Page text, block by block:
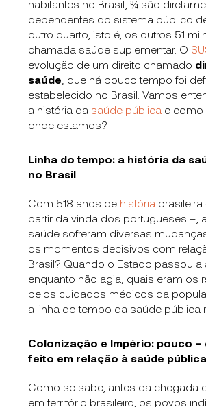
habitantes no Brasil, ¾ são
dependentes do sistema público
outro quarto, isto é, os outros 51
chamada saúde suplementar. O
evolução de um direito chamado
saúde , que há pouco tempo foi
estabelecido no Brasil. Vamos
a história da saúde pública e como
onde estamos?
Linha do tempo: a história da
no Brasil
Com 518 anos de história
partir da vinda dos portugueses –,
saúde sofreram diversas
os momentos decisivos com
Brasil? Quando o Estado passou a
enquanto não agia, quais eram os
pelos cuidados médicos da
a linha do tempo da saúde pública
Colonização e Império: pouco –
feito em relação à saúde
Como se sabe, antes da chegada
em território brasileiro, os povos